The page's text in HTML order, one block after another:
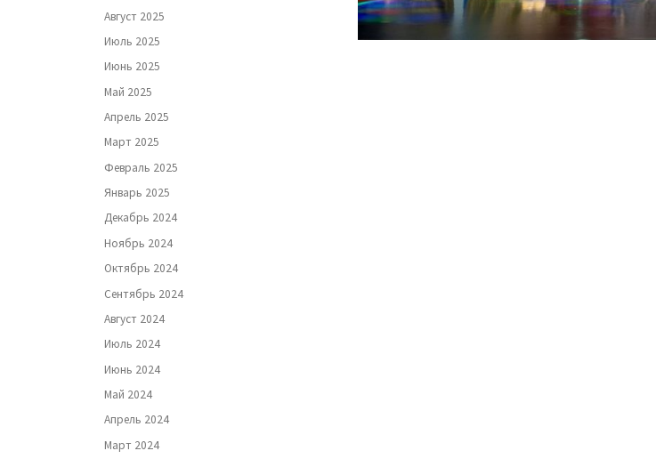
Август 2025
Июль 2025
Июнь 2025
Май 2025
Апрель 2025
Март 2025
Февраль 2025
Январь 2025
Декабрь 2024
Ноябрь 2024
Октябрь 2024
Сентябрь 2024
Август 2024
Июль 2024
Июнь 2024
Май 2024
Апрель 2024
Март 2024